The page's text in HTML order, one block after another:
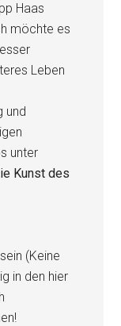
Haas
möchte es
Leben
und
unter
Kunst des
(Keine
in den hier